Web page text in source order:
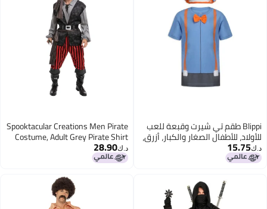
Blippi طقم تي شيرت وقبعة للعب
للأولاد، للأطفال الصغار والكبار، أزرق،
5 سنوات
د.ك‏15.75
Spooktacular Creations Men Pirate
Costume, Adult Grey Pirate Shirt
Vest Viking Pants Hat Accessories
Set for Halloween Themed Trick or
د.ك‏28.90